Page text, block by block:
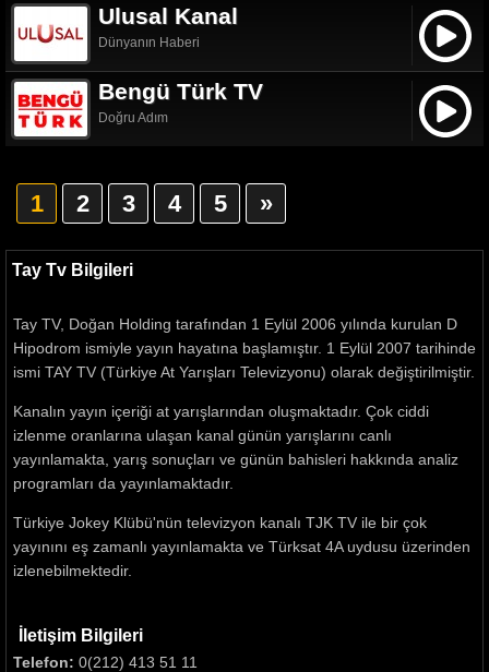
Ulusal Kanal
Dünyanın Haberi
Bengü Türk TV
Doğru Adım
1 2 3 4 5 »
Tay Tv Bilgileri
Tay TV, Doğan Holding tarafından 1 Eylül 2006 yılında kurulan D
Hipodrom ismiyle yayın hayatına başlamıştır. 1 Eylül 2007 tarihinde
ismi TAY TV (Türkiye At Yarışları Televizyonu) olarak değiştirilmiştir.
Kanalın yayın içeriği at yarışlarından oluşmaktadır. Çok ciddi
izlenme oranlarına ulaşan kanal günün yarışlarını canlı
yayınlamakta, yarış sonuçları ve günün bahisleri hakkında analiz
programları da yayınlamaktadır.
Türkiye Jokey Klübü'nün televizyon kanalı TJK TV ile bir çok
yayınını eş zamanlı yayınlamakta ve Türksat 4A uydusu üzerinden
izlenebilmektedir.
İletişim Bilgileri
Telefon: 0(212) 413 51 11